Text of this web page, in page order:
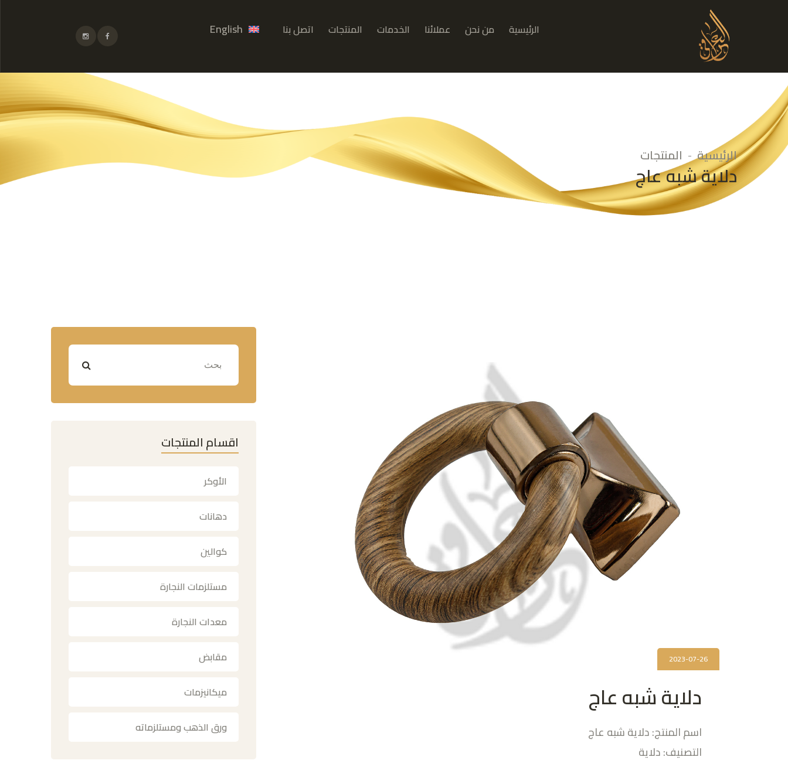
الرئيسية من نحن عملائنا الخدمات المنتجات اتصل بنا English
الرئيسية المنتجات
دلاية شبه عاج
2023-07-26
دلاية شبه عاج
اسم المنتج: دلاية شبه عاج
التصنيف: دلاية
اقسام المنتجات
الأوكر
دهانات
كوالين
مستلزمات النجارة
معدات النجارة
مقابض
ميكانيزمات
ورق الذهب ومستلزماته